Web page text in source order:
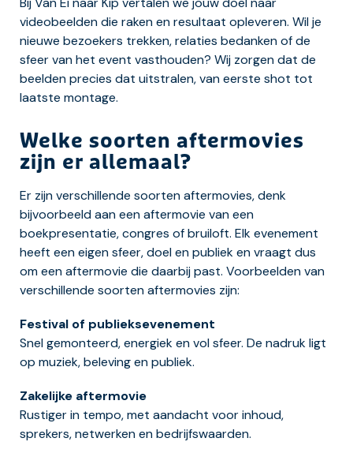
videobeelden die raken en resultaat opleveren. Wil je
nieuwe bezoekers trekken, relaties bedanken of de
sfeer van het event vasthouden? Wij zorgen dat de
beelden precies dat uitstralen, van eerste shot tot
laatste montage.
Welke soorten aftermovies
zijn er allemaal?
Er zijn verschillende soorten aftermovies, denk
bijvoorbeeld aan een aftermovie van een
boekpresentatie, congres of bruiloft. Elk evenement
heeft een eigen sfeer, doel en publiek en vraagt dus
om een aftermovie die daarbij past. Voorbeelden van
verschillende soorten aftermovies zijn:
Festival of publieksevenement
Snel gemonteerd, energiek en vol sfeer. De nadruk ligt
op muziek, beleving en publiek.
Zakelijke aftermovie
Rustiger in tempo, met aandacht voor inhoud,
sprekers, netwerken en bedrijfswaarden.